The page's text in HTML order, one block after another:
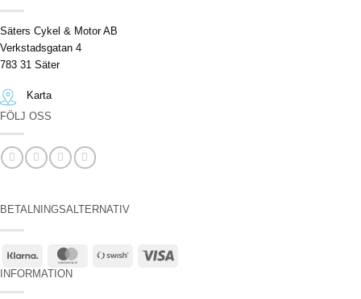
Säters Cykel & Motor AB
Verkstadsgatan 4
783 31 Säter
Karta
FÖLJ OSS
BETALNINGSALTERNATIV
Klarna MasterCardSwish
INFORMATION